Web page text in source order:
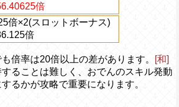
倍
倍×2(スロットボーナス)
倍
倍率は20倍以上の差があります。
[和]
ることは難しく、おでんのスキル発動
るかが攻略で重要になります。